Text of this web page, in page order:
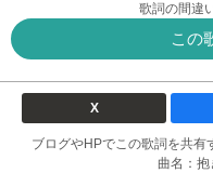
歌詞の間違
この
X
ブログやHPでこの歌詞を共
曲名：